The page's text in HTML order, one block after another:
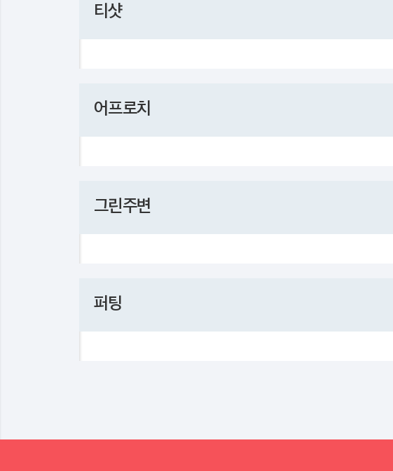
티샷
어프로치
그린주변
퍼팅